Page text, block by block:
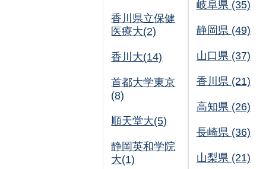
香川県立保健
医療大(2)
香川大(14)
首都大学東京
(8)
順天堂大(5)
静岡英和学院
大(1)
岐阜県 (35)
静岡県 (49)
山口県 (37)
香川県 (21)
高知県 (26)
長崎県 (36)
山梨県 (21)